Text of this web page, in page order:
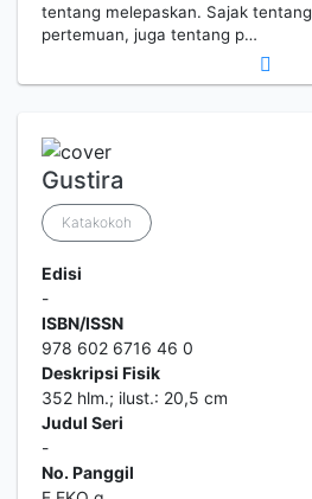
tentang melepaskan. Sajak tentang
pertemuan, juga tentang p…
Gustira
Katakokoh
Edisi
-
ISBN/ISSN
978 602 6716 46 0
Deskripsi Fisik
352 hlm.; ilust.: 20,5 cm
Judul Seri
-
No. Panggil